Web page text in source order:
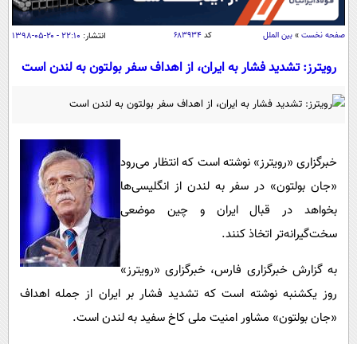
سیاسی
اقتصاد
اقتصادی
جامعه
بین الملل
علم و دانش
فناوری و It
قرآن
گوناگون
باشگاه مغز
اقتصاد
عصر ایران 2
خواندنی ها و دیدنی ها
آموزش زبان
صفحه نخست » بین الملل کد۶۸۳۹۳۴ انتشار: ۲۲:۱۰ - ۲۰-۰۵-۱۳۹۸
رویترز: تشدید فشار به ایران، از اهداف سفر بولتون به لندن است
خبرگزاری «رویترز» نوشته است که انتظار می‌رود
«جان بولتون» در سفر به لندن از انگلیسی‌ها
بخواهد در قبال ایران و چین موضعی
سخت‌گیرانه‌تر اتخاذ کنند.
به گزارش خبرگزاری فارس، خبرگزاری «رویترز»
روز یکشنبه نوشته است که تشدید فشار بر ایران از جمله اهداف
«جان بولتون» مشاور امنیت ملی کاخ سفید به لندن است.